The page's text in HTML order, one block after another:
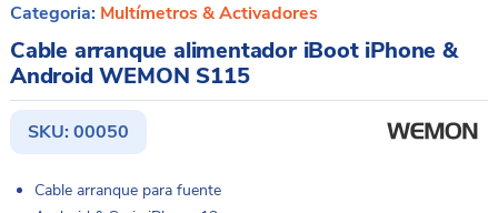
Categoria: Multímetros & Activadores
Cable arranque alimentador iBoot iPhone &
Android WEMON S115
SKU: 00050
Cable arranque para fuente